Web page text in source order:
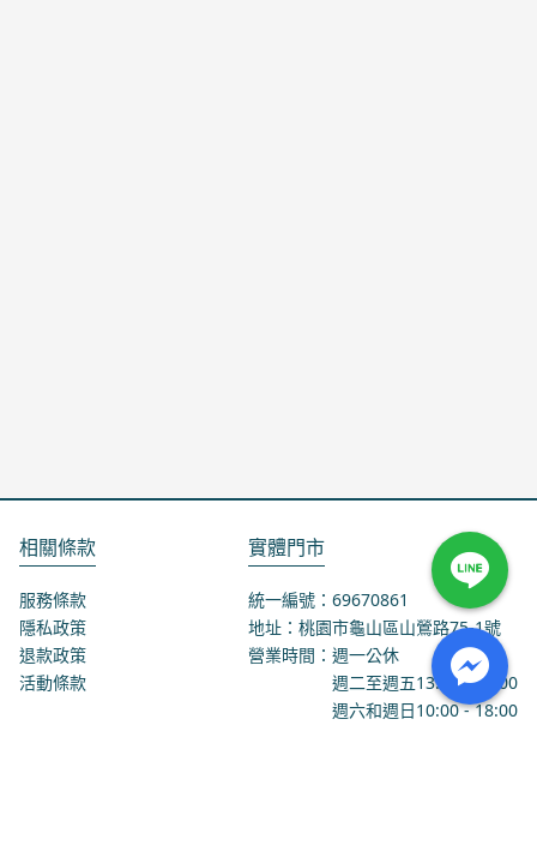
相關條款
服務條款
隱私政策
退款政策
活動條款
實體門市
統一編號：69670861
地址：桃園市龜山區山鶯路75-1號
營業時間：週一公休
週二至週五13:00 - 18:00
週六和週日10:00 - 18:00